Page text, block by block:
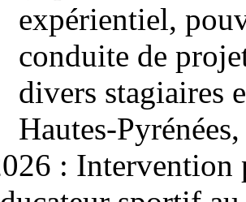
expérientiel,
conduite de
divers stagiaires
Hautes-Pyrénées
: Intervention